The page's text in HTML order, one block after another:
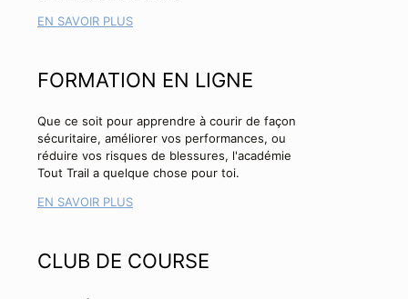
EN SAVOIR PLUS
FORMATION EN LIGNE
Que ce soit pour apprendre à courir de façon
sécuritaire, améliorer vos performances, ou
réduire vos risques de blessures, l'académie
Tout Trail a quelque chose pour toi.
EN SAVOIR PLUS
CLUB DE COURSE